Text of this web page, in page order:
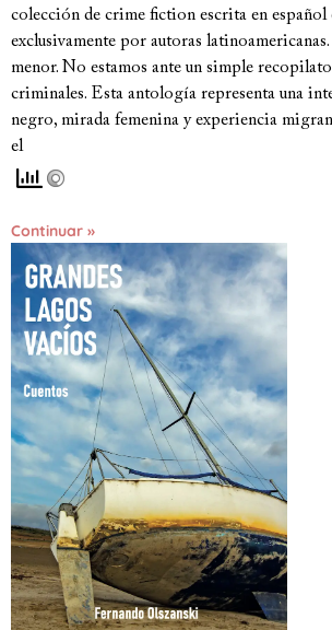
colección de crime fiction escrita en
exclusivamente por autoras
menor. No estamos ante un simple
criminales. Esta antología representa una
negro, mirada femenina y experiencia
el
Continuar »